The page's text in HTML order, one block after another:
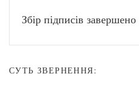
Збір підписів завершено
СУТЬ ЗВЕРНЕННЯ: